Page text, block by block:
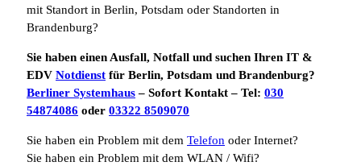
mit Standort in Berlin, Potsdam oder Standorten in
Brandenburg?
Sie haben einen Ausfall, Notfall und suchen Ihren IT &
EDV Notdienst für Berlin, Potsdam und Brandenburg?
Berliner Systemhaus– Sofort Kontakt – Tel: 030
54874086 oder 03322 8509070
Sie haben ein Problem mit dem Telefon oder Internet?
Sie haben ein Problem mit dem WLAN / Wifi?